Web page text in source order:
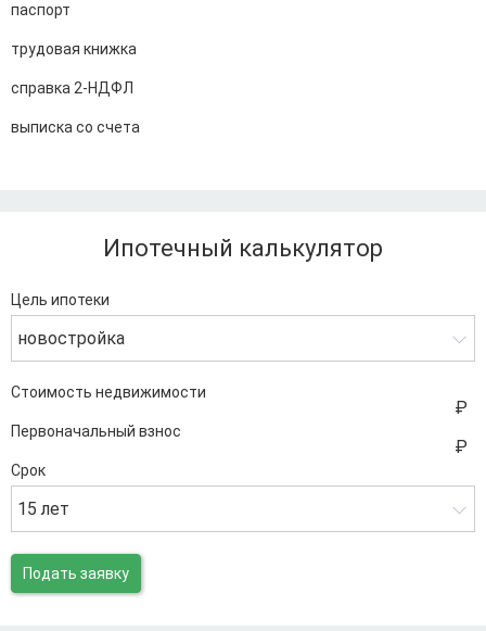
паспорт
трудовая книжка
справка 2-НДФЛ
выписка со счета
Ипотечный калькулятор
Цель ипотеки
новостройка
Стоимость недвижимости
Первоначальный взнос
Срок
15 лет
Подать заявку